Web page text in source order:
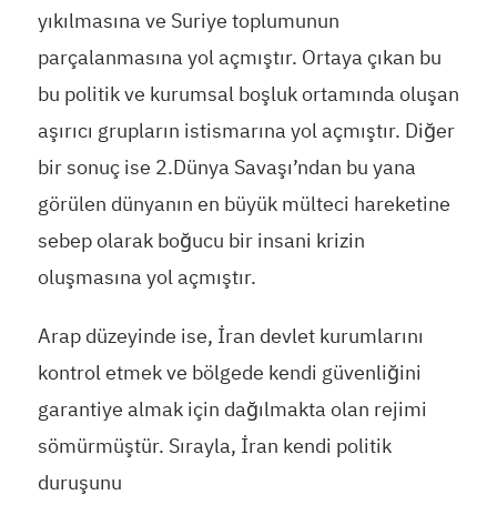
yıkılmasına ve Suriye toplumunun
parçalanmasına yol açmıştır. Ortaya çıkan bu
bu politik ve kurumsal boşluk ortamında oluşan
aşırıcı grupların istismarına yol açmıştır. Diğer
bir sonuç ise 2.Dünya Savaşı’ndan bu yana
görülen dünyanın en büyük mülteci hareketine
sebep olarak boğucu bir insani krizin
oluşmasına yol açmıştır.
Arap düzeyinde ise, İran devlet kurumlarını
kontrol etmek ve bölgede kendi güvenliğini
garantiye almak için dağılmakta olan rejimi
sömürmüştür. Sırayla, İran kendi politik
duruşunu